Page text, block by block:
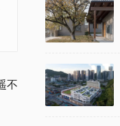
不